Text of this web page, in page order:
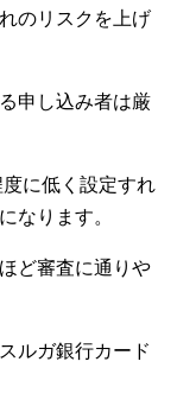
のリスクを上げ
申し込み者は厳
に低く設定すれ
なります。
ど審査に通りや
ルガ銀行カード